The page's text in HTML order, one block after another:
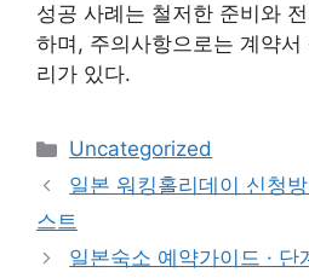
성공 사례는 철저한 준비와
하며, 주의사항으로는 계약
리가 있다.
카
테
리
Uncategorized
일본 워킹홀리데이 신청
스트
일본숙소 예약가이드 · 단